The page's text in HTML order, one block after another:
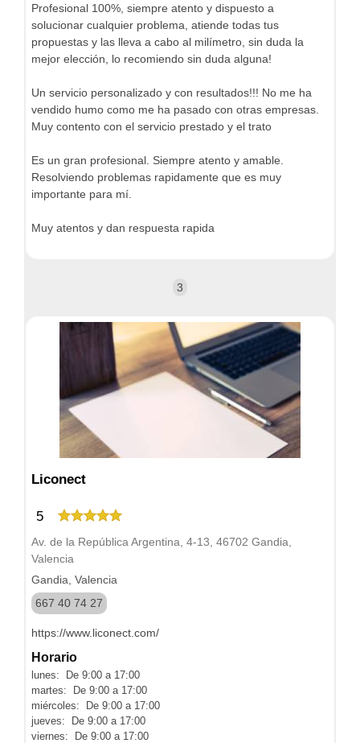
Profesional 100%, siempre atento y dispuesto a
solucionar cualquier problema, atiende todas tus
propuestas y las lleva a cabo al milímetro, sin duda la
mejor elección, lo recomiendo sin duda alguna!
Un servicio personalizado y con resultados!!! No me ha
vendido humo como me ha pasado con otras empresas.
Muy contento con el servicio prestado y el trato
Es un gran profesional. Siempre atento y amable.
Resolviendo problemas rapidamente que es muy
importante para mí.
Muy atentos y dan respuesta rapida
3
Liconect
5
Av. de la República Argentina, 4-13, 46702 Gandia,
Valencia
Gandia, Valencia
667 40 74 27
https://www.liconect.com/
Horario
lunes: De 9:00 a 17:00
martes: De 9:00 a 17:00
miércoles: De 9:00 a 17:00
jueves: De 9:00 a 17:00
viernes: De 9:00 a 17:00